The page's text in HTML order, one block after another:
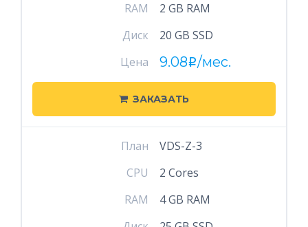
RAM
2 GB RAM
Диск
20 GB SSD
Цена
9.08i/мес.
ЗАКАЗАТЬ
План
VDS-Z-3
CPU
2 Cores
RAM
4 GB RAM